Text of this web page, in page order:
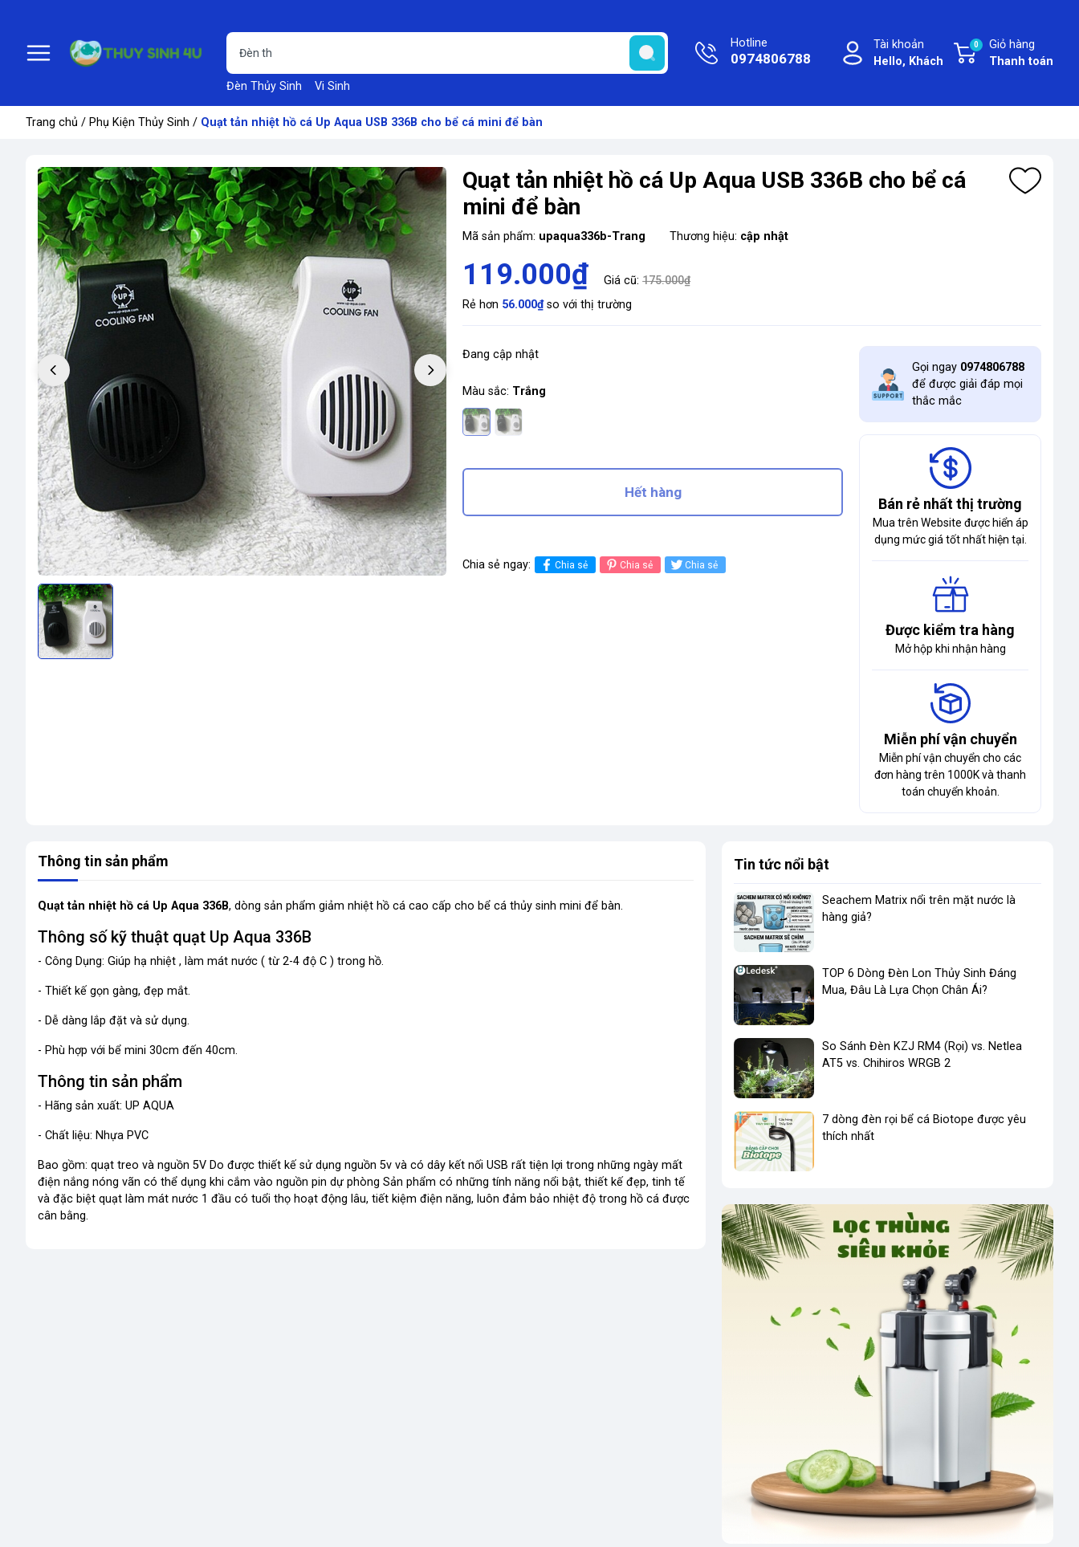
Đèn Thủy Sinh Vi Sinh
Hotline
0974806788
Tài khoản
Hello, Khách
Giỏ hàng
Thanh toán
0
Trang chủ / Phụ Kiện Thủy Sinh / Quạt tản nhiệt hồ cá Up Aqua USB 336B cho bể cá mini để bàn
Quạt tản nhiệt hồ cá Up Aqua USB 336B cho bể cá
mini để bàn
Mã sản phẩm: upaqua336b-Trang Thương hiệu: cập nhật
119.000₫ Giá cũ:175.000₫
Rẻ hơn 56.000₫so với thị trường
Đang cập nhật
Màu sắc: Trắng
Hết hàng
Chia sẻ ngay: Chia sẻ Chia sẻ Chia sẻ
Gọi ngay 0974806788
để được giải đáp mọi
thắc mắc
Bán rẻ nhất thị trường
Mua trên Website được hiển áp
dụng mức giá tốt nhất hiện tại.
Được kiểm tra hàng
Mở hộp khi nhận hàng
Miễn phí vận chuyển
Miễn phí vận chuyển cho các
đơn hàng trên 1000K và thanh
toán chuyển khoản.
Thông tin sản phẩm
Quạt tản nhiệt hồ cá Up Aqua 336B, dòng sản phẩm giảm nhiệt hồ cá cao cấp cho bể cá thủy sinh mini để bàn.
Thông số kỹ thuật quạt Up Aqua 336B
- Công Dụng: Giúp hạ nhiệt , làm mát nước ( từ 2-4 độ C ) trong hồ.
- Thiết kế gọn gàng, đẹp mắt.
- Dễ dàng lắp đặt và sử dụng.
- Phù hợp với bể mini 30cm đến 40cm.
Thông tin sản phẩm
- Hãng sản xuất: UP AQUA
- Chất liệu: Nhựa PVC
Bao gồm: quạt treo và nguồn 5V Do được thiết kế sử dụng nguồn 5v và có dây kết nối USB rất tiện lợi trong những ngày mất
điện nắng nóng vãn có thể dụng khi cắm vào nguồn pin dự phòng Sản phẩm có những tính năng nổi bật, thiết kế đẹp, tinh tế
và đặc biệt quạt làm mát nước 1 đầu có tuổi thọ hoạt động lâu, tiết kiệm điện năng, luôn đảm bảo nhiệt độ trong hồ cá được
cân bằng.
Tin tức nổi bật
Seachem Matrix nổi trên mặt nước là
hàng giả?
TOP 6 Dòng Đèn Lon Thủy Sinh Đáng
Mua, Đâu Là Lựa Chọn Chân Ái?
So Sánh Đèn KZJ RM4 (Rọi) vs. Netlea
AT5 vs. Chihiros WRGB 2
7 dòng đèn rọi bể cá Biotope được yêu
thích nhất